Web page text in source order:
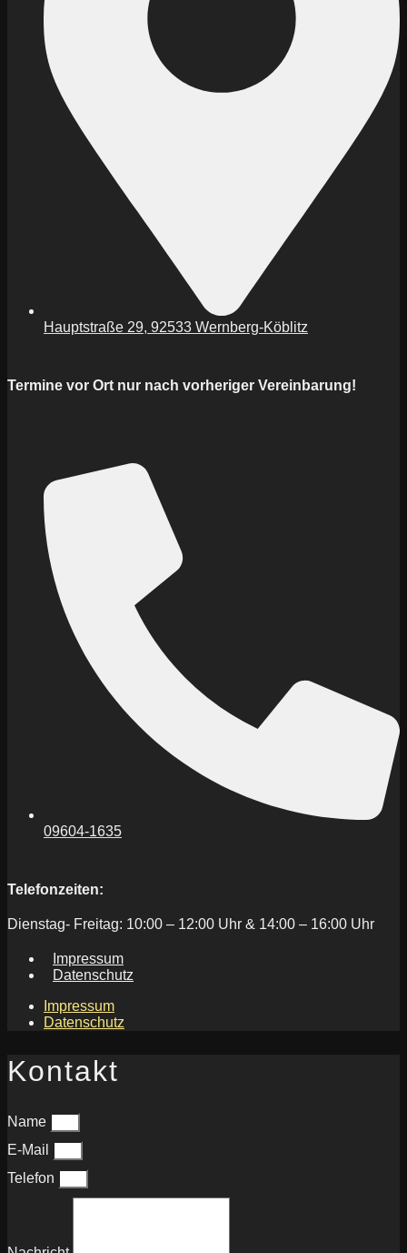
Hauptstraße 29, 92533 Wernberg-Köblitz
Termine vor Ort nur nach vorheriger Vereinbarung!
09604-1635
Telefonzeiten:
Dienstag- Freitag: 10:00 – 12:00 Uhr & 14:00 – 16:00 Uhr
Impressum
Datenschutz
Impressum
Datenschutz
Kontakt
Name
E-Mail
Telefon